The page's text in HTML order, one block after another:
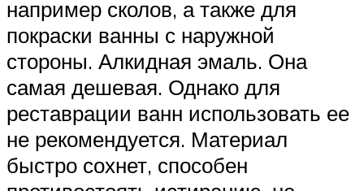
например сколов, а также для
покраски ванны с наружной
стороны. Алкидная эмаль. Она
самая дешевая. Однако для
реставрации ванн использовать ее
не рекомендуется. Материал
быстро сохнет, способен